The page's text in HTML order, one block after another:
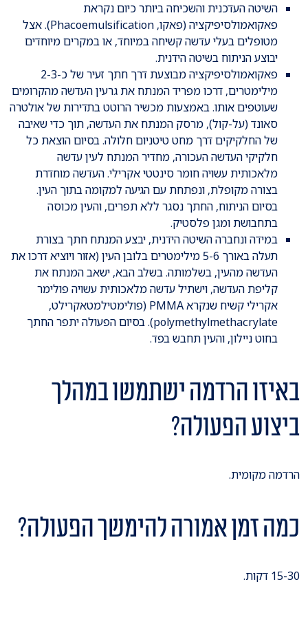
השיטה העדכנית והשכיחה ביותר כיום נקראת
פאקואמולסיפיקציה (פאקו, Phacoemulsification). אצל
מטופלים בעלי עדשה קשיחה במיוחד, או במקרים מיוחדים
יבוצע הניתוח בשיטה הידנית.
פאקואמולסיפיקציה מבוצעת דרך חתך זעיר של כ-2-3
מילימטרים, דרכו מפריד המנתח את גרעין העדשה מהקרומים
שעוטפים אותו. באמצעות מכשיר הרוטט בתדירות של אולטרה
סאונד (על-קול), מרסק המנתח את העדשה, תוך כדי שאיבה
של החלקיקים דרך מחט טיטניום חלולה. בסיום הוצאת כל
חלקיקי העדשה העכורה, מחדיר המנתח לעין עדשה
מלאכותית עשויה חומר סינטטי אקרילי. העדשה מוחדרת
בצורה מקופלת, ונפתחת עם הגיעה למקומה בתוך העין.
בסיום הניתוח, החתך נסגר ללא תפרים, והעין מכוסה
בתחבושת ומגן פלסטיק.
במידה ונחברה השיטה הידנית, יבצע המנתח חתך בצורת
תעלה באורך 5-6 מילימטרים בלובן העין (אזור ויוציא דרכו את
העדשה מהעין, בשלמותה. בשלב הבא, ישאב המנתח את
קליפת העדשה, וישתיל עדשה מלאכותית עשויה פולימר
אקרילי קשיח שנקרא PMMA (פולימטילמטאקרילט,
polymethylmethacrylate). בסיום הפעולה יתפר החתך
בחוט ניילון, והעין תחבש בפד.
באיזו הרדמה ישתמשו במהלך
ביצוע הפעולה?
הרדמה מקומית.
כמה זמן אמורה להימשך הפעולה?
15-30 דקות.